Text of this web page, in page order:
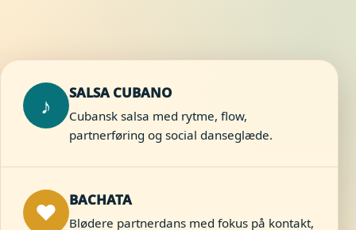
♪ SALSA CUBANO
Cubansk salsa med rytme, flow,
partnerføring og social danseglæde.
♥ BACHATA
Blødere partnerdans med fokus på kontakt,